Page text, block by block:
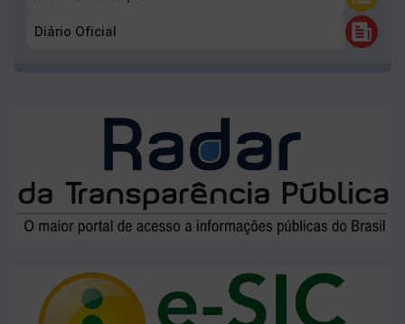
Vereadores 2025-2028